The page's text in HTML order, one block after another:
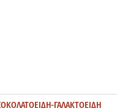
ΓΑΛΑΚΤΟΕΙΔΗ